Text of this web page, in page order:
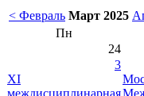
< Февраль Март 2025
Пн
24
3
XI
междисциплинарная